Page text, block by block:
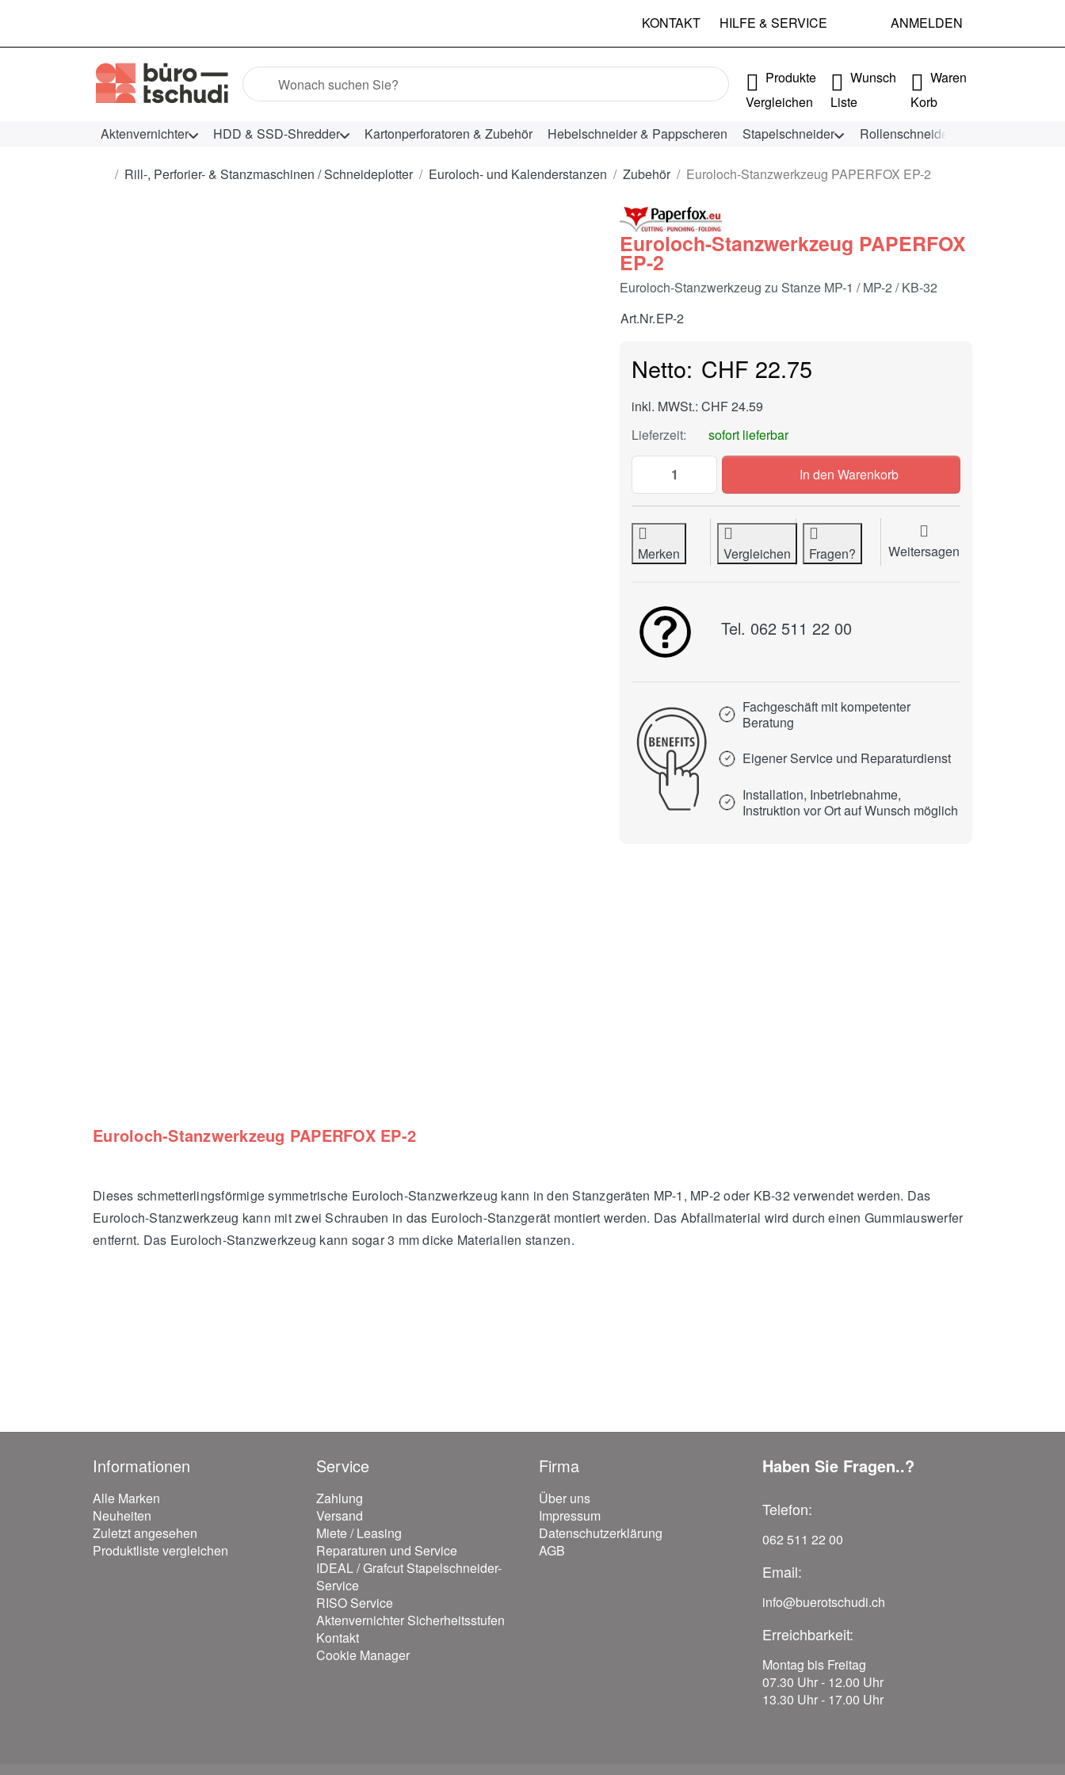
KONTAKT HILFE & SERVICE ANMELDEN
Geben Sie einen Suchbegriff ein. Während Sie tippen, erscheinen automatisch erste Ergebnisse. Drücken Sie die Eingabetaste, um alle
Produkte
Vergleichen
Wunsch
Liste
Waren
Korb
Aktenvernichter
HDD & SSD-Shredder Kartonperforatoren & Zubehör Hebelschneider & Pappscheren Stapelschneider Rollenschneider
Startseite
Rill-, Perforier- & Stanzmaschinen / Schneideplotter Euroloch- und Kalenderstanzen Zubehör Euroloch-Stanzwerkzeug PAPERFOX EP-2
Euroloch-Stanzwerkzeug PAPERFOX
EP-2
Euroloch-Stanzwerkzeug zu Stanze MP-1 / MP-2 / KB-32
Art.Nr.EP-2
CHF 22.75
inkl. MWSt.: CHF 24.59
Lieferzeit:
sofort lieferbar
Euroloch-Stanzwerkzeug PAPERFOX EP-2 zu CHF 22.75,
In den Warenkorb
Merken Vergleichen Fragen? Weitersagen
Tel. 062 511 22 00
Fachgeschäft mit kompetenter
Beratung
Eigener Service und Reparaturdienst
Installation, Inbetriebnahme,
Instruktion vor Ort auf Wunsch möglich
Euroloch-Stanzwerkzeug PAPERFOX EP-2
Dieses schmetterlingsförmige symmetrische Euroloch-Stanzwerkzeug kann in den Stanzgeräten MP-1, MP-2 oder KB-32 verwendet werden. Das
Euroloch-Stanzwerkzeug kann mit zwei Schrauben in das Euroloch-Stanzgerät montiert werden. Das Abfallmaterial wird durch einen Gummiauswerfer
entfernt. Das Euroloch-Stanzwerkzeug kann sogar 3 mm dicke Materialien stanzen.
Informationen
Alle Marken
Neuheiten
Zuletzt angesehen
Produktliste vergleichen
Service
Zahlung
Versand
Miete / Leasing
Reparaturen und Service
IDEAL / Grafcut Stapelschneider-
Service
RISO Service
Aktenvernichter Sicherheitsstufen
Kontakt
Cookie Manager
Firma
Über uns
Impressum
Datenschutzerklärung
AGB
Haben Sie Fragen..?
Telefon:
062 511 22 00
Email:
info@buerotschudi.ch
Erreichbarkeit:
Montag bis Freitag
07.30 Uhr - 12.00 Uhr
13.30 Uhr - 17.00 Uhr